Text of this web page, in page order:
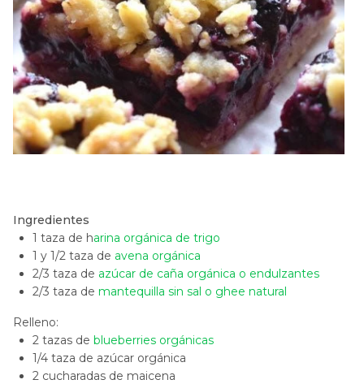
Ingredientes
1 taza de harina orgánica de trigo
1 y 1/2 taza de avena orgánica
2/3 taza de azúcar de caña orgánica o endulzantes
2/3 taza de mantequilla sin sal o ghee natural
Relleno:
2 tazas de blueberries orgánicas
1/4 taza de azúcar orgánica
2 cucharadas de maicena